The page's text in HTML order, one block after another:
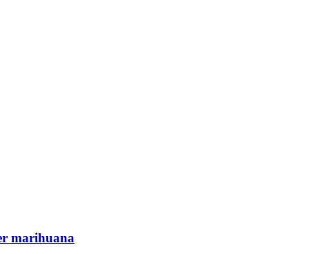
marihuana